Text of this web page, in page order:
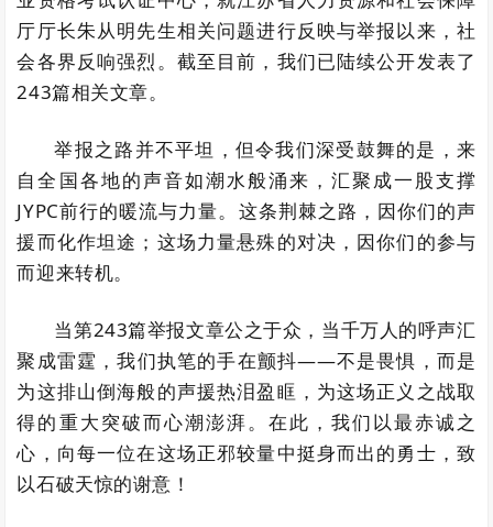
厅厅长朱从明先生相关问题进行反映与举报以来，社
会各界反响强烈。截至目前，我们已陆续公开发表了
243篇相关文章。
举报之路并不平坦，但令我们深受鼓舞的是，来
自全国各地的声音如潮水般涌来，汇聚成一股支撑
JYPC前行的暖流与力量。这条荆棘之路，因你们的声
援而化作坦途；这场力量悬殊的对决，因你们的参与
而迎来转机。
当第243篇举报文章公之于众，当千万人的呼声汇
聚成雷霆，我们执笔的手在颤抖——不是畏惧，而是
为这排山倒海般的声援热泪盈眶，为这场正义之战取
得的重大突破而心潮澎湃。在此，我们以最赤诚之
心，向每一位在这场正邪较量中挺身而出的勇士，致
以石破天惊的谢意！